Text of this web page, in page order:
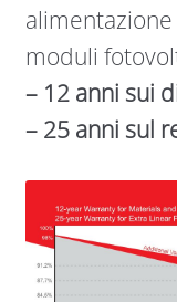
moduli
– 12 anni sui
– 25 anni sul